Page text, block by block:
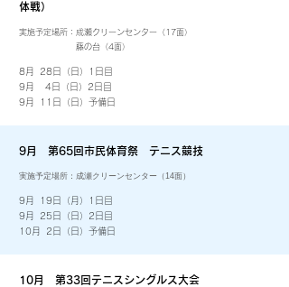
体戦）
実施予定場所：成瀬クリーンセンター（17面）
藤の台（4面）
8月 28日（日）1日目
9月 4日（日）2日目
​9月 11日（日）予備日
9月 第65回市民体育祭 テニス競技
​実施予定場所：成瀬クリーンセンター（14面）
9月 19日（月）1日目
9月 25日（日）2日目
​10月 2日（日）予備日
10月 第33回テニスシングルス大会